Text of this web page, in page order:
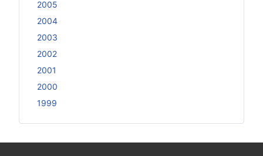
2005
2004
2003
2002
2001
2000
1999